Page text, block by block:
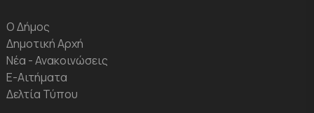
Ο Δήμος
Δημοτική Αρχή
Νέα - Ανακοινώσεις
Ε-Αιτήματα
Δελτία Τύπου